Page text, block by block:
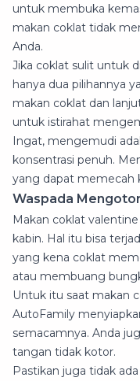
untuk membuka
makan coklat tidak
Anda.
Jika coklat sulit untuk
hanya dua pilihannya
makan coklat dan
untuk istirahat
Ingat, mengemudi
konsentrasi penuh.
yang dapat memecah
Waspada
Makan coklat
kabin. Hal itu bisa
yang kena coklat
atau membuang
Untuk itu saat makan
AutoFamily
semacamnya. Anda
tangan tidak kotor.
Pastikan juga tidak